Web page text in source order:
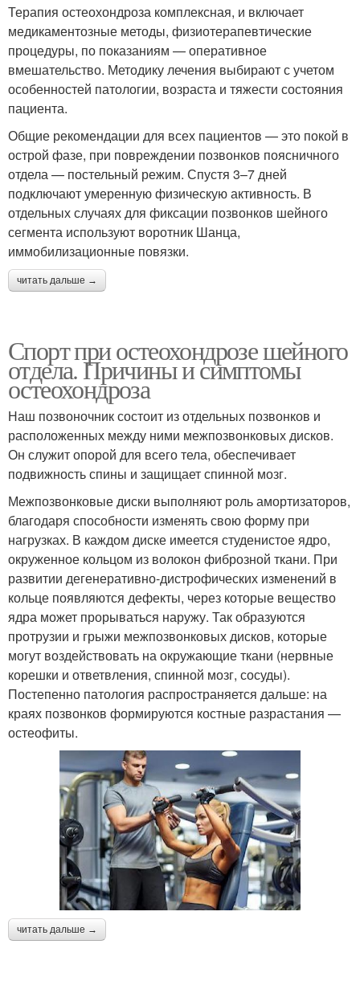
Терапия остеохондроза комплексная, и включает
медикаментозные методы, физиотерапевтические
процедуры, по показаниям — оперативное
вмешательство. Методику лечения выбирают с учетом
особенностей патологии, возраста и тяжести состояния
пациента.
Общие рекомендации для всех пациентов — это покой в
острой фазе, при повреждении позвонков поясничного
отдела — постельный режим. Спустя 3–7 дней
подключают умеренную физическую активность. В
отдельных случаях для фиксации позвонков шейного
сегмента используют воротник Шанца,
иммобилизационные повязки.
читать дальше →
Спорт при остеохондрозе шейного
отдела. Причины и симптомы
остеохондроза
Наш позвоночник состоит из отдельных позвонков и
расположенных между ними межпозвонковых дисков.
Он служит опорой для всего тела, обеспечивает
подвижность спины и защищает спинной мозг.
Межпозвонковые диски выполняют роль амортизаторов,
благодаря способности изменять свою форму при
нагрузках. В каждом диске имеется студенистое ядро,
окруженное кольцом из волокон фиброзной ткани. При
развитии дегенеративно-дистрофических изменений в
кольце появляются дефекты, через которые вещество
ядра может прорываться наружу. Так образуются
протрузии и грыжи межпозвонковых дисков, которые
могут воздействовать на окружающие ткани (нервные
корешки и ответвления, спинной мозг, сосуды).
Постепенно патология распространяется дальше: на
краях позвонков формируются костные разрастания —
остеофиты.
читать дальше →